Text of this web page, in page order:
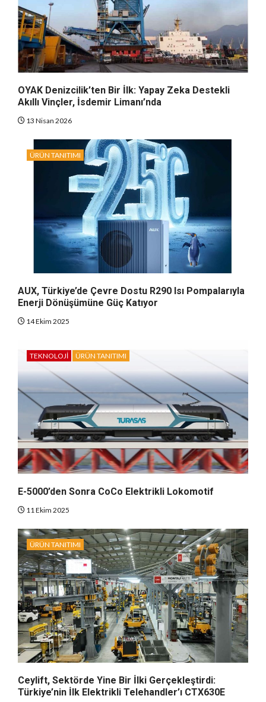
OYAK Denizcilik’ten Bir İlk: Yapay Zeka Destekli
Akıllı Vinçler, İsdemir Limanı’nda
13 Nisan 2026
ÜRÜN TANITIMI
AUX, Türkiye’de Çevre Dostu R290 Isı Pompalarıyla
Enerji Dönüşümüne Güç Katıyor
14 Ekim 2025
TEKNOLOJI ÜRÜN TANITIMI
E-5000’den Sonra CoCo Elektrikli Lokomotif
11 Ekim 2025
ÜRÜN TANITIMI
Ceylift, Sektörde Yine Bir İlki Gerçekleştirdi:
Türkiye’nin İlk Elektrikli Telehandler’ı CTX630E